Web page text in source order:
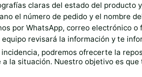
claras del estado del producto
el número de pedido y el nombre
por WhatsApp, correo electrónico
equipo revisará la información y te
incidencia, podremos ofrecerte la
a la situación. Nuestro objetivo es